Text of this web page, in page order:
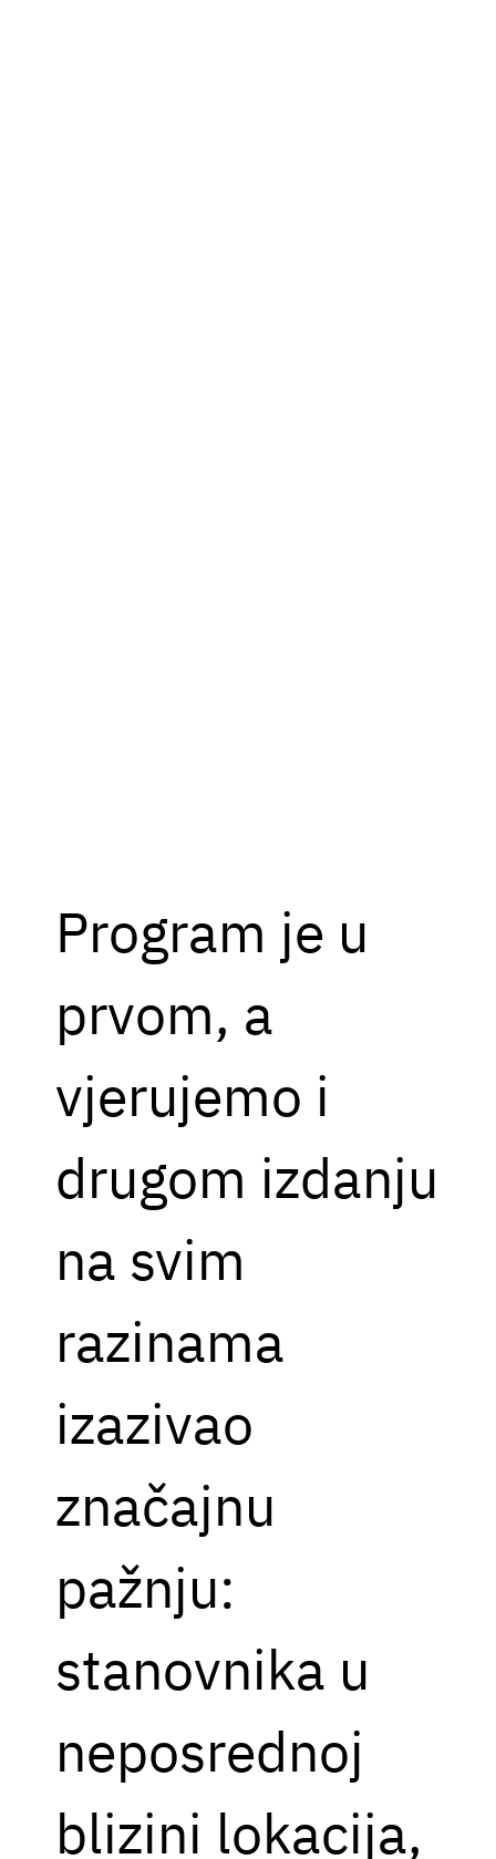
Program je u
prvom, a
vjerujemo i
drugom izdanju
na svim
razinama
izazivao
značajnu
pažnju:
stanovnika u
neposrednoj
blizini lokacija,